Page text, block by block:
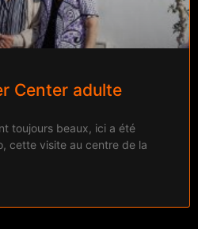
Center adulte
toujours beaux, ici a été
cette visite au centre de la